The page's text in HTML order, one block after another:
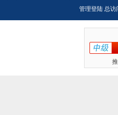
管理登陆 总访